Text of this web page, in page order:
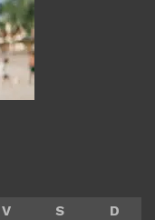
V S
D